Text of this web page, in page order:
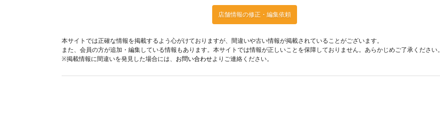
店舗情報の修正・編集依頼
本サイトでは正確な情報を掲載するよう心がけておりますが、間違いや古い情報が掲載されていることがございます。
また、会員の方が追加・編集している情報もあります。本サイトでは情報が正しいことを保障しておりません。あらかじめご了承ください。
※掲載情報に間違いを発見した場合には、 お問い合わせよりご連絡ください。